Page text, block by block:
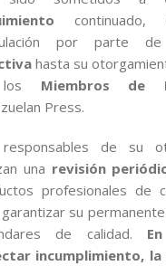
por parte
hasta su
Miembros de
Press.
de su
una revisión
profesionales de
su
de calidad.
incumplimiento, la